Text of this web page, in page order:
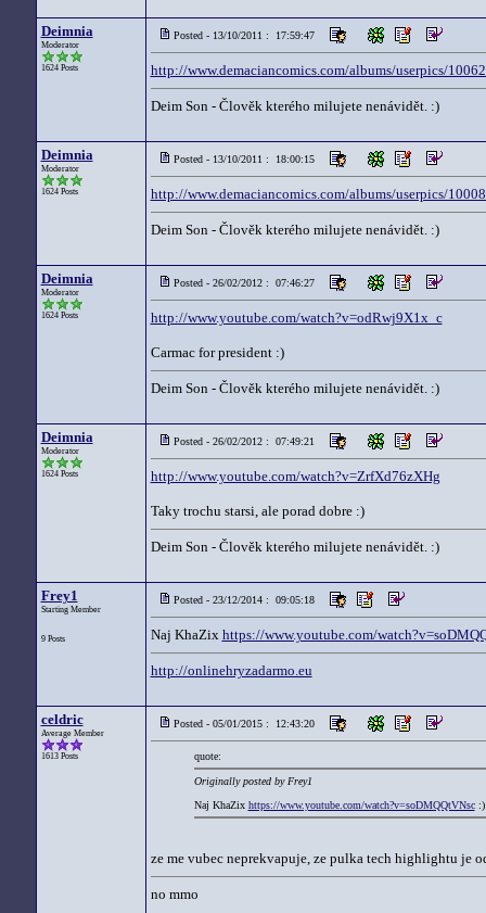
Deimnia
Moderator
1624 Posts
Posted - 13/10/2011 : 17:59:47
http://www.demaciancomics.com/albums/userpics/
Deim Son - Člověk kterého milujete nenávidět. :)
Deimnia
Moderator
1624 Posts
Posted - 13/10/2011 : 18:00:15
http://www.demaciancomics.com/albums/userpics/
Deim Son - Člověk kterého milujete nenávidět. :)
Deimnia
Moderator
1624 Posts
Posted - 26/02/2012 : 07:46:27
http://www.youtube.com/watch?v=odRwj9X1x_c
Carmac for president :)
Deim Son - Člověk kterého milujete nenávidět. :)
Deimnia
Moderator
1624 Posts
Posted - 26/02/2012 : 07:49:21
http://www.youtube.com/watch?v=ZrfXd76zXHg
Taky trochu starsi, ale porad dobre :)
Deim Son - Člověk kterého milujete nenávidět. :)
Frey1
Starting Member
9 Posts
Posted - 23/12/2014 : 09:05:18
Naj KhaZix https://www.youtube.com/
http://onlinehryzadarmo.eu
celdric
Average Member
1613 Posts
Posted - 05/01/2015 : 12:43:20
quote:
Originally posted by Frey1
Naj KhaZix https://www.youtube.com/watch?v=soDMQQtVNsc:)
ze me vubec neprekvapuje, ze pulka tech highlightu je
no mmo